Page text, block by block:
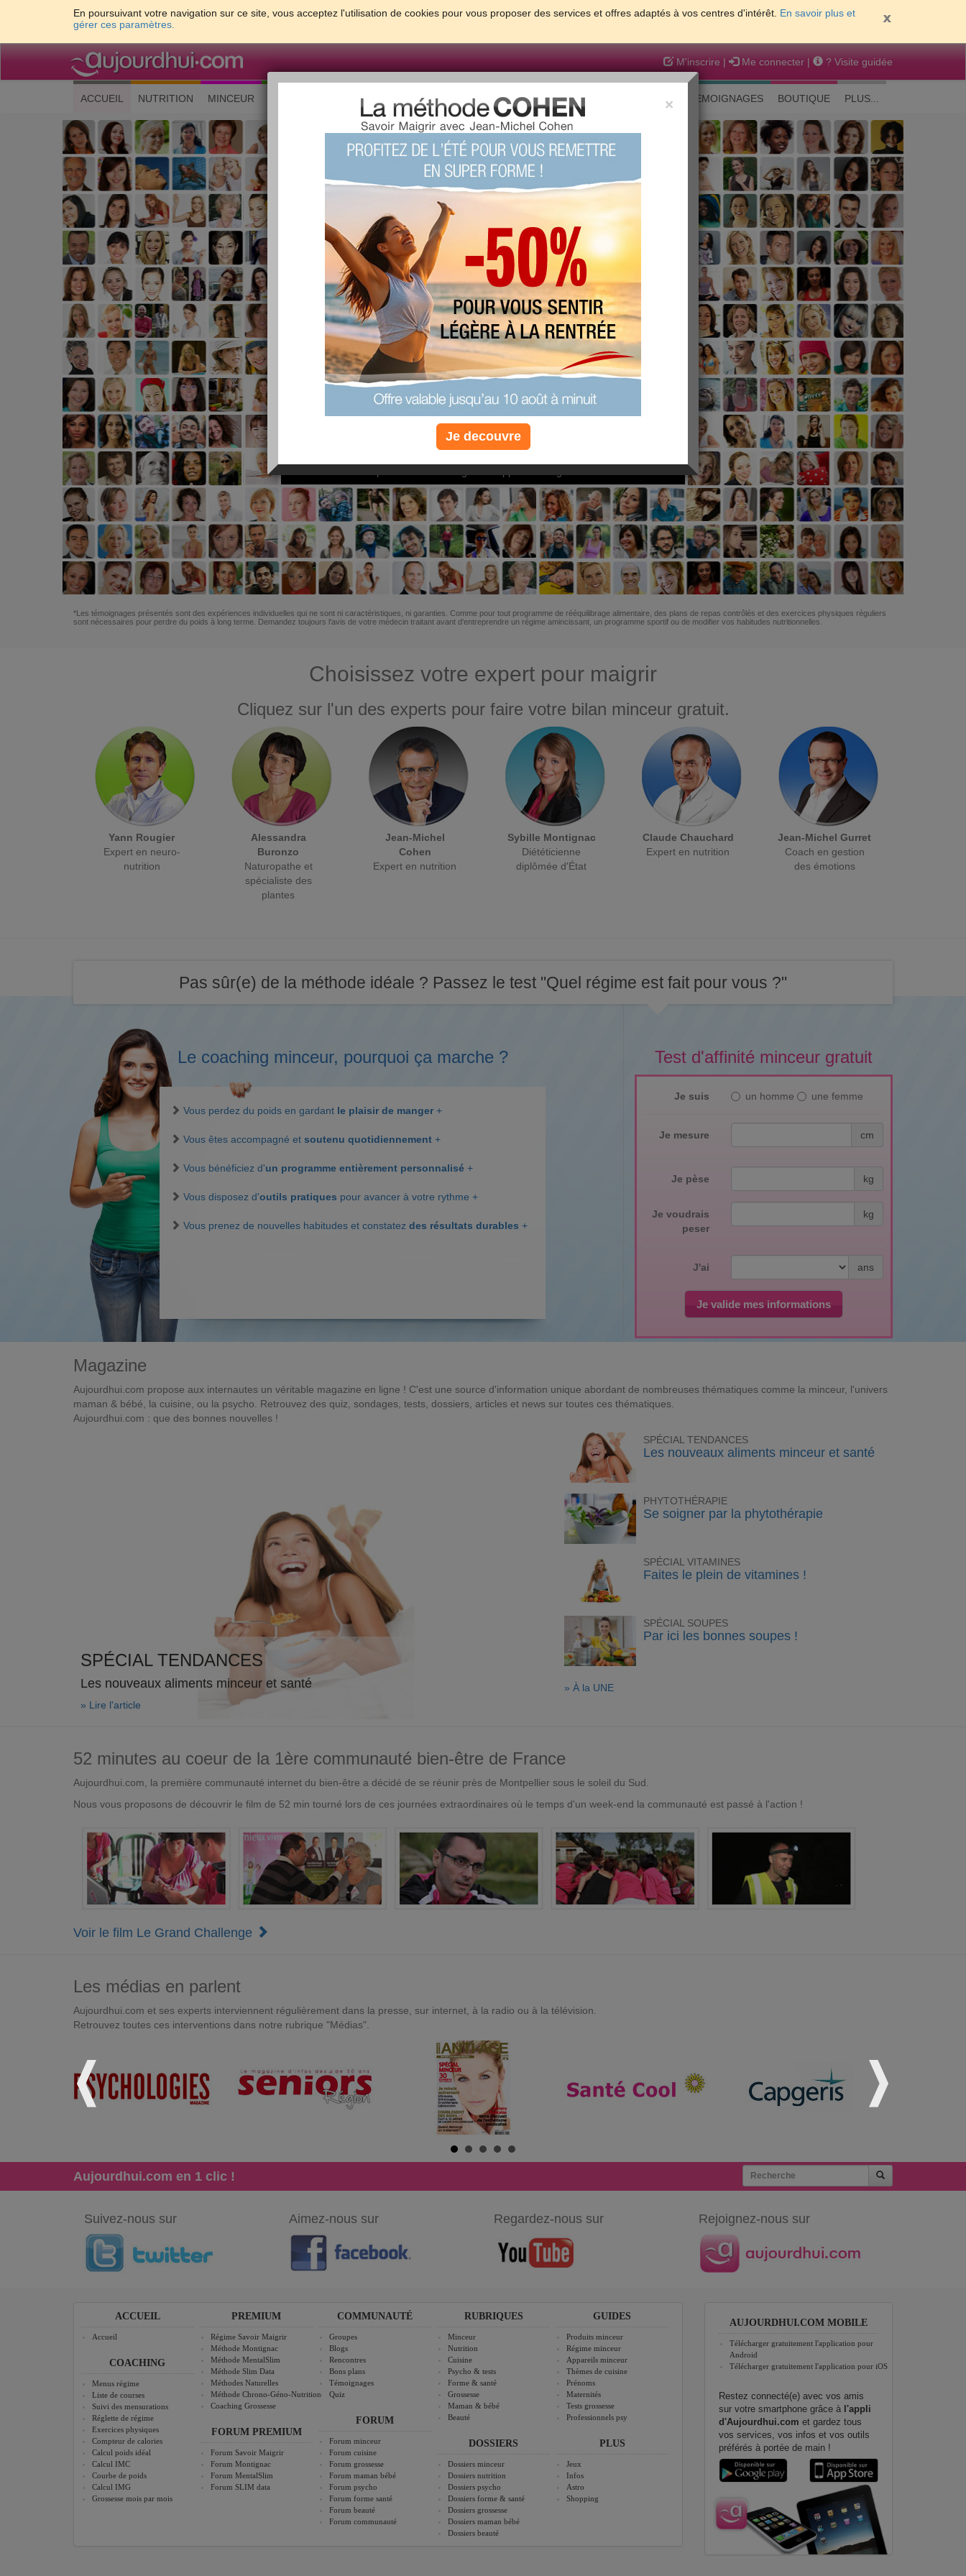
En poursuivant votre navigation sur ce site, vous acceptez l'utilisation de cookies pour vous proposer des services et offres adaptés à vos centres d'intérêt. En savoir plus et
gérer ces paramètres.
M'inscrire | Me connecter | ? Visite guidée
ACCUEIL (current)
NUTRITION MINCEUR FORME & SANTE PSYCHO & TESTS GROSSESSE & BEBE TEMOIGNAGES BOUTIQUE PLUS...
Les meilleures solutions pour maigrir et être bien dans sa peau
PLUS
EFFICACE
PLUS
SANTÉ
PLUS
COACHING
Non, je préfère le régime gratuit
*Les témoignages présentés sont des expériences individuelles qui ne sont ni caractéristiques, ni garanties. Comme pour tout programme de rééquilibrage alimentaire, des plans de repas contrôlés et des exercices physiques réguliers
sont nécessaires pour perdre du poids à long terme. Demandez toujours l'avis de votre médecin traitant avant d'entreprendre un régime amincissant, un programme sportif ou de modifier vos habitudes nutritionnelles.
Choisissez votre expert pour maigrir
Cliquez sur l'un des experts pour faire votre bilan minceur gratuit.
Yann Rougier
Expert en neuro-
nutrition
Alessandra
Buronzo
Naturopathe et
spécialiste des
plantes
Jean-Michel
Cohen
Expert en nutrition
Sybille Montignac
Diététicienne
diplômée d'État
Claude Chauchard
Expert en nutrition
Jean-Michel Gurret
Coach en gestion
des émotions
Pas sûr(e) de la méthode idéale ? Passez le test "Quel régime est fait pour vous ?"
Test d'affinité minceur gratuit
Je suis un homme une femme
Je mesure cm
Je pèse kg
Je voudrais
peser
kg
J'ai ans
Je valide mes informations
Le coaching minceur, pourquoi ça marche ?
Vous perdez du poids en gardant le plaisir de manger +
Vous êtes accompagné et soutenu quotidiennement +
Vous bénéficiez d'un programme entièrement personnalisé +
Vous disposez d'outils pratiques pour avancer à votre rythme +
Vous prenez de nouvelles habitudes et constatez des résultats durables +
Magazine
Aujourdhui.com propose aux internautes un véritable magazine en ligne ! C'est une source d'information unique abordant de nombreuses thématiques comme la minceur, l'univers
maman & bébé, la cuisine, ou la psycho. Retrouvez des quiz, sondages, tests, dossiers, articles et news sur toutes ces thématiques.
Aujourdhui.com : que des bonnes nouvelles !
SPÉCIAL TENDANCES
Les nouveaux aliments minceur et santé
» Lire l'article
SPÉCIAL TENDANCES
Les nouveaux aliments minceur et santé
PHYTOTHÉRAPIE
Se soigner par la phytothérapie
SPÉCIAL VITAMINES
Faites le plein de vitamines !
SPÉCIAL SOUPES
Par ici les bonnes soupes !
» À la UNE
52 minutes au coeur de la 1ère communauté bien-être de France
Aujourdhui.com, la première communauté internet du bien-être a décidé de se réunir près de Montpellier sous le soleil du Sud.
Nous vous proposons de découvrir le film de 52 min tourné lors de ces journées extraordinaires où le temps d'un week-end la communauté est passé à l'action !
Voir le film Le Grand Challenge
Les médias en parlent
Aujourdhui.com et ses experts interviennent régulièrement dans la presse, sur internet, à la radio ou à la télévision.
Retrouvez toutes ces interventions dans notre rubrique "Médias".
Aujourdhui.com en 1 clic !
Suivez-nous sur Aimez-nous sur Regardez-nous sur Rejoignez-nous sur
ACCUEIL
Accueil
COACHING
Menus régime
Liste de courses
Suivi des mensurations
Réglette de régime
Exercices physiques
Compteur de calories
Calcul poids idéal
Calcul IMC
Courbe de poids
Calcul IMG
Grossesse mois par mois
PREMIUM
Régime Savoir Maigrir
Méthode Montignac
Méthode MentalSlim
Méthode Slim Data
Méthodes Naturelles
Méthode Chrono-Géno-Nutrition
Coaching Grossesse
FORUM PREMIUM
Forum Savoir Maigrir
Forum Montignac
Forum MentalSlim
Forum SLIM data
COMMUNAUTÉ
Groupes
Blogs
Rencontres
Bons plans
Témoignages
Quiz
FORUM
Forum minceur
Forum cuisine
Forum grossesse
Forum maman bébé
Forum psycho
Forum forme santé
Forum beauté
Forum communauté
RUBRIQUES
Minceur
Nutrition
Cuisine
Psycho & tests
Forme & santé
Grossesse
Maman & bébé
Beauté
DOSSIERS
Dossiers minceur
Dossiers nutrition
Dossiers psycho
Dossiers forme & santé
Dossiers grossesse
Dossiers maman bébé
Dossiers beauté
GUIDES
Produits minceur
Régime minceur
Appareils minceur
Thèmes de cuisine
Prénoms
Maternités
Tests grossesse
Professionnels psy
PLUS
Jeux
Infos
Astro
Shopping
AUJOURDHUI.COM MOBILE
Télécharger gratuitement l'application pour
Android
Télécharger gratuitement l'application pour iOS
Restez connecté(e) avec vos amis
sur votre smartphone grâce à l'appli
d'Aujourdhui.com et gardez tous
vos services, vos infos et vos outils
préférés à portée de main !
×
Je decouvre